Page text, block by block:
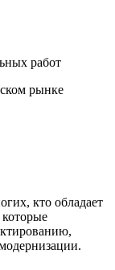
работ
рынке
кто обладает